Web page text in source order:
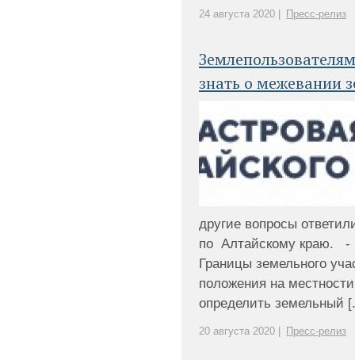
24 августа 2020 | Пресс-релиз
знать о межевании
другие вопросы
по Алтайскому краю. -
Границы земельного
положения на
определить земельный
20 августа 2020 | Пресс-релиз